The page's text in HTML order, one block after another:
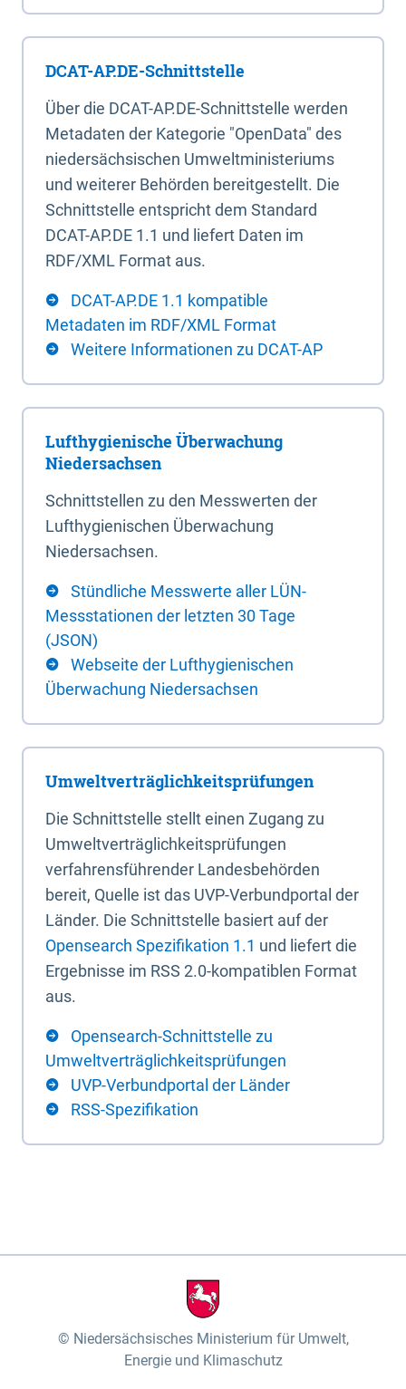
DCAT-AP.DE-Schnittstelle
Über die DCAT-AP.DE-Schnittstelle werden
Metadaten der Kategorie "OpenData" des
niedersächsischen Umweltministeriums
und weiterer Behörden bereitgestellt. Die
Schnittstelle entspricht dem Standard
DCAT-AP.DE 1.1 und liefert Daten im
RDF/XML Format aus.
DCAT-AP.DE 1.1 kompatible
Metadaten im RDF/XML Format
Weitere Informationen zu DCAT-AP
Lufthygienische Überwachung
Niedersachsen
Schnittstellen zu den Messwerten der
Lufthygienischen Überwachung
Niedersachsen.
Stündliche Messwerte aller LÜN-
Messstationen der letzten 30 Tage
(JSON)
Webseite der Lufthygienischen
Überwachung Niedersachsen
Umweltverträglichkeitsprüfungen
Die Schnittstelle stellt einen Zugang zu
Umweltverträglichkeitsprüfungen
verfahrensführender Landesbehörden
bereit, Quelle ist das UVP-Verbundportal der
Länder. Die Schnittstelle basiert auf der
Opensearch Spezifikation 1.1 und liefert die
Ergebnisse im RSS 2.0-kompatiblen Format
aus.
Opensearch-Schnittstelle zu
Umweltverträglichkeitsprüfungen
UVP-Verbundportal der Länder
RSS-Spezifikation
Niedersächsisches Ministerium für Umwelt,
Energie und Klimaschutz